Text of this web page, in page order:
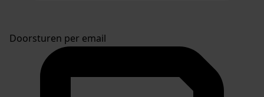
Doorsturen per email